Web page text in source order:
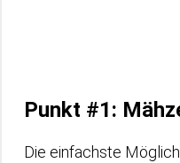
Punkt #1:
Die einfachste